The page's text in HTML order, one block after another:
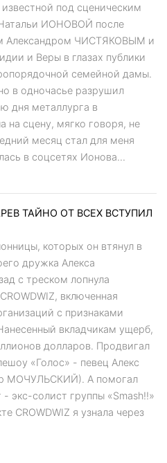
под сценическим
ИОНОВОЙ после
Александром ЧИСТЯКОВЫМ и
и Веры в глазах публики
семейной дамы.
в одночасье разрушил
дня металлурга в
на сцену, мягко говоря, не
месяц стал для меня
в соцсетях Ионова...
ТАЙНО ОТ ВСЕХ ВСТУПИЛ
которых он втянул в
дружка Алекса
с треском лопнула
включенная
с признаками
вкладчикам ущерб,
долларов. Продвигал
«Голос» - певец Алекс
МОЧУЛЬСКИЙ). А помогал
экс-солист группы «Smash!!»
CROWDWIZ я узнала через